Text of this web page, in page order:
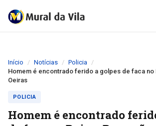
Início Notícias
Policia
Homem é encontrado ferido a golpes de faca no
Oeiras
POLICIA
Homem é encontrado